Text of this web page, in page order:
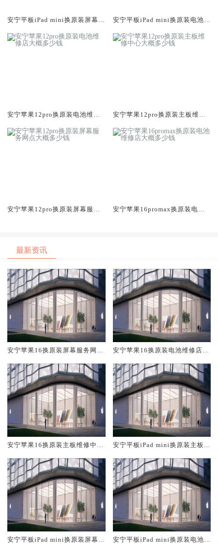
安宁平板iPad mini换原装屏幕服
安宁平板iPad mini换原装电池维
安宁苹果12pro换原装电池维修
安宁苹果12pro换原装主板维修
安宁苹果12pro换原装屏幕服务
安宁苹果16promax换原装电池
最新资讯
安宁苹果16换原装屏幕服务网点
安宁苹果16换原装电池维修店大
安宁苹果16换原装主板维修中心
安宁平板iPad mini换原装主板维
安宁平板iPad mini换原装屏幕服
安宁平板iPad mini换原装电池维